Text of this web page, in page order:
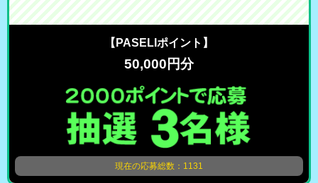
【PASELIポイント】
50,000円分
現在の応募総数：1131